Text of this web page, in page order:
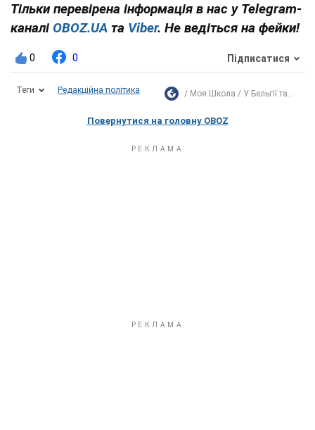
Тільки перевірена інформація в нас у Telegram-
каналі OBOZ.UA та Viber. Не ведіться на фейки!
0 0 Підписатися
Теги Редакційна політика Моя Школа У Бельгії та...
Повернутися на головну OBOZ